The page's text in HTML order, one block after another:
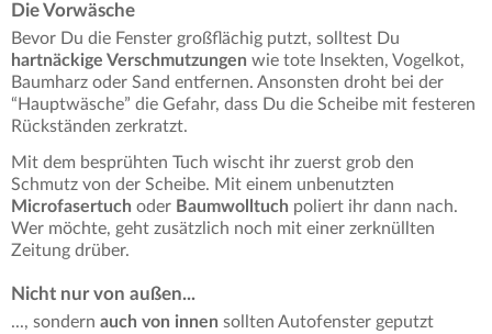
Die Vorwäsche
Bevor Du die Fenster großflächig putzt, solltest Du
hartnäckige Verschmutzungen wie tote Insekten, Vogelkot,
Baumharz oder Sand entfernen. Ansonsten droht bei der
“Hauptwäsche” die Gefahr, dass Du die Scheibe mit festeren
Rückständen zerkratzt.
Mit dem besprühten Tuch wischt ihr zuerst grob den
Schmutz von der Scheibe. Mit einem unbenutzten
Microfasertuch oder Baumwolltuch poliert ihr dann nach.
Wer möchte, geht zusätzlich noch mit einer zerknüllten
Zeitung drüber.
Nicht nur von außen...
..., sondern auch von innen sollten Autofenster geputzt